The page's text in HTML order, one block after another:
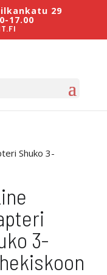
29
17.00
Shuko 3-
3-